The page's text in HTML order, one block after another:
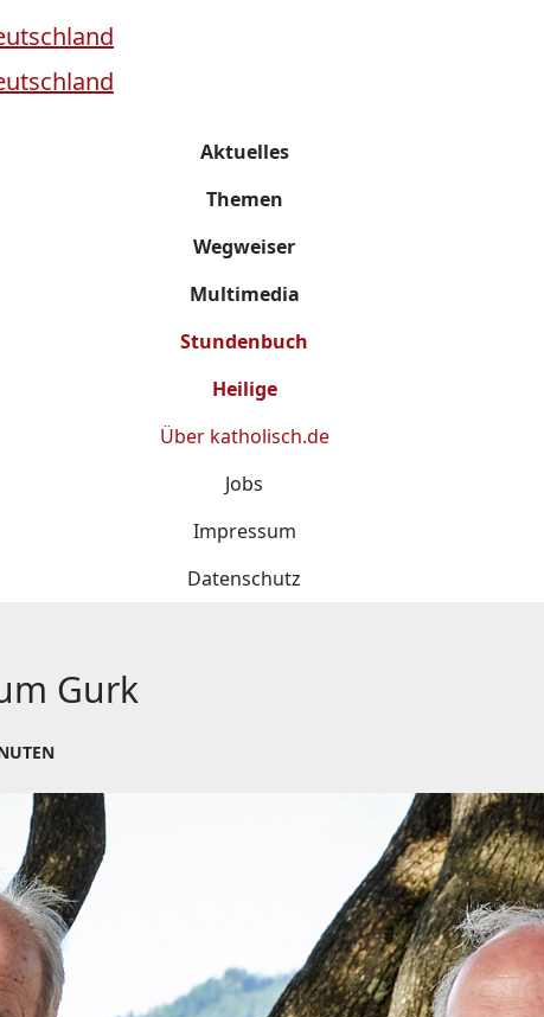
Aktuelles
Themen
Wegweiser
Multimedia
Stundenbuch
Heilige
Über katholisch.de
Jobs
Impressum
Datenschutz
Gurk